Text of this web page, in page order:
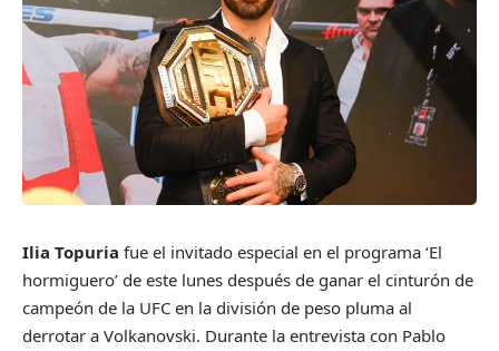
Ilia Topuria fue el invitado especial en el programa ‘El
hormiguero’ de este lunes después de ganar el cinturón de
campeón de la UFC en la división de peso pluma al
derrotar a Volkanovski. Durante la entrevista con Pablo